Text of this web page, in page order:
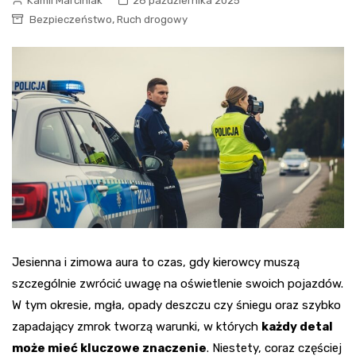
Bezpieczeństwo, Ruch drogowy
Jesienna i zimowa aura to czas, gdy kierowcy muszą
szczególnie zwrócić uwagę na oświetlenie swoich pojazdów.
W tym okresie, mgła, opady deszczu czy śniegu oraz szybko
zapadający zmrok tworzą warunki, w których każdy detal
może mieć kluczowe znaczenie. Niestety, coraz częściej